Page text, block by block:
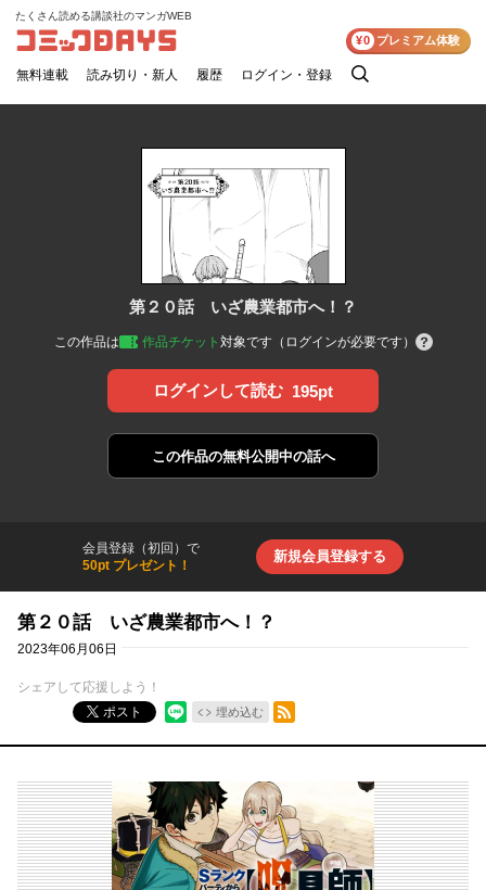
コミックDAYS
たくさん読める講談社のマンガWEB
無料連載 読み切り・新人 履歴 ログイン・登録
検
¥0 プレミアム体験
第２０話 いざ農業都市へ！？
この作品は 作品チケット 対象です（ログインが必要です）
ログインして読む 195pt
この作品の無料公開中の話へ
会員登録（初回）で
50pt プレゼント！
新規会員登録する
第２０話 いざ農業都市へ！？
2023年06月06日
シェアして応援しよう！
ポスト
埋め込む
RSSフィード